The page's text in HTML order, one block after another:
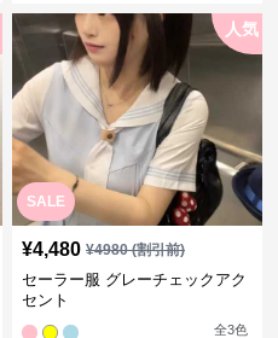
SALE
人気
¥4,480 ¥4980(割引前)
セーラー服 グレーチェックアク
セント
全3色